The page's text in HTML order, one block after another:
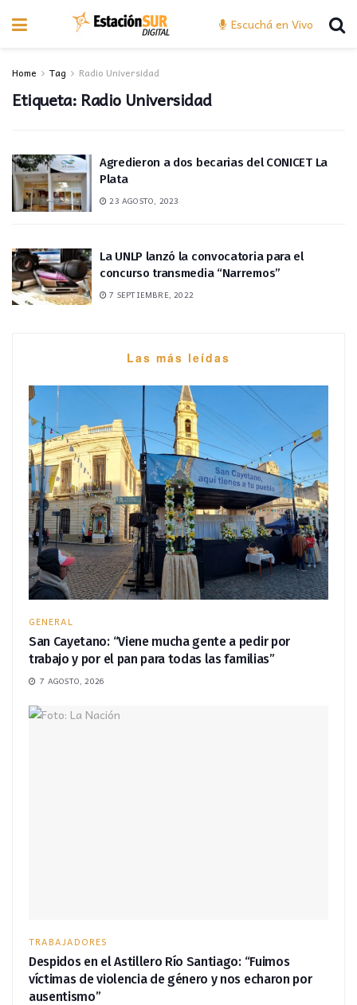
Escuchá en Vivo
Home Tag Radio Universidad
Etiqueta:Radio Universidad
Agredieron a dos becarias del CONICET La
Plata
23 AGOSTO, 2023
La UNLP lanzó la convocatoria para el
concurso transmedia “Narremos”
7 SEPTIEMBRE, 2022
Las más leídas
GENERAL
San Cayetano: “Viene mucha gente a pedir por
trabajo y por el pan para todas las familias”
7 AGOSTO, 2026
TRABAJADORES
Despidos en el Astillero Río Santiago: “Fuimos
víctimas de violencia de género y nos echaron por
ausentismo”